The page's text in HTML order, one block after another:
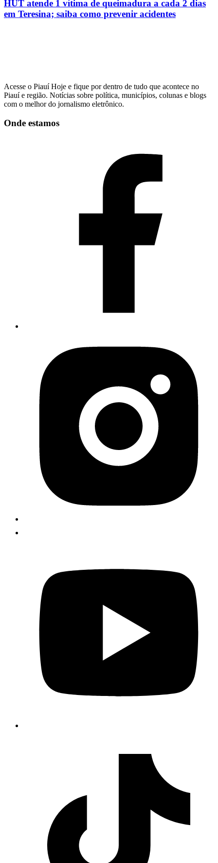
HUT atende 1 vítima de queimadura a cada 2 dias
em Teresina; saiba como prevenir acidentes
Acesse o Piauí Hoje e fique por dentro de tudo que acontece no
Piauí e região. Notícias sobre política, municípios, colunas e blogs
com o melhor do jornalismo eletrônico.
Onde estamos